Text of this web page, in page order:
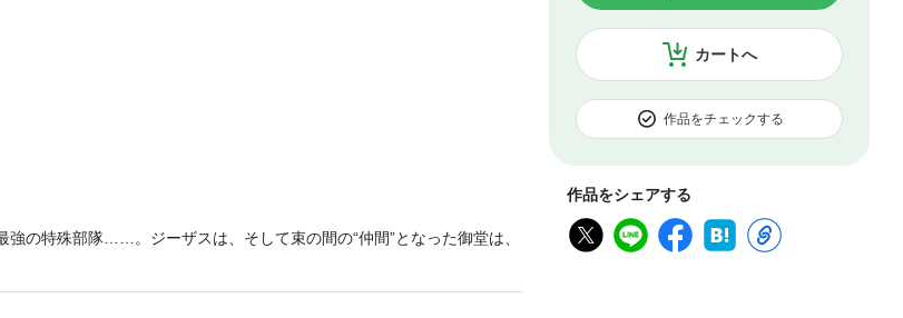
カートへ
作品をチェックする
作品をシェアする
の特殊部隊……。ジーザスは、そして束の間の“仲間”となった御堂は、